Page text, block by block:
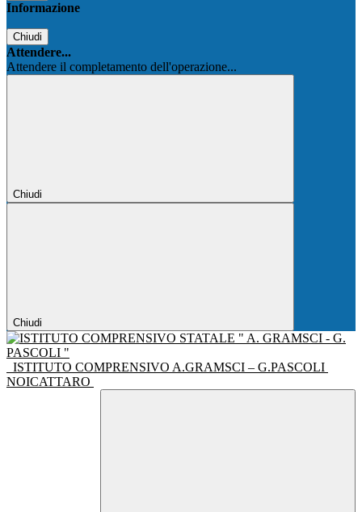
Informazione
Chiudi
Attendere...
Attendere il completamento dell'operazione...
Chiudi
Chiudi
ISTITUTO COMPRENSIVO A.GRAMSCI – G.PASCOLI
NOICATTARO